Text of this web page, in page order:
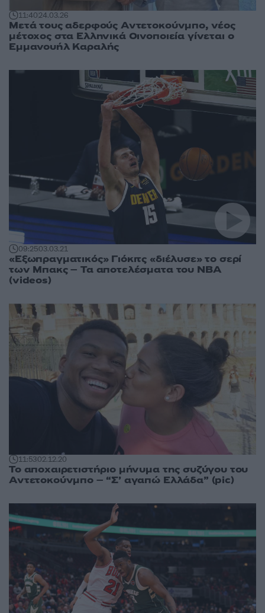
11:4024.03.26
Μετά τους αδερφούς Αντετοκούνμπο, νέος
μέτοχος στα Ελληνικά Οινοποιεία γίνεται ο
Εμμανουήλ Καραλής
09:2503.03.21
«Εξωπραγματικός» Γιόκιτς «διέλυσε» το σερί
των Μπακς – Τα αποτελέσματα του NBA
(videos)
11:5302.12.20
Το αποχαιρετιστήριο μήνυμα της συζύγου του
Αντετοκούνμπο – “Σ’ αγαπώ Ελλάδα” (pic)